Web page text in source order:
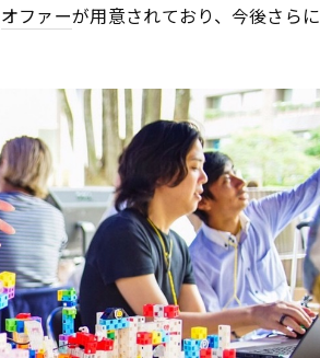
オファーが用意されており、今後さらに